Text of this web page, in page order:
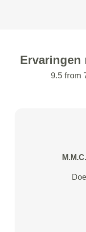
Ervaringen
9.5 from